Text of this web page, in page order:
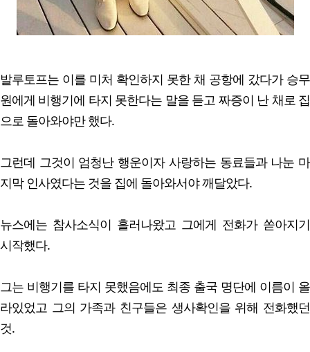
발루토프는 이를 미처 확인하지 못한 채 공항에 갔다가 승무
원에게 비행기에 타지 못한다는 말을 듣고 짜증이 난 채로 집
으로 돌아와야만 했다.
그런데 그것이 엄청난 행운이자 사랑하는 동료들과 나눈 마
지막 인사였다는 것을 집에 돌아와서야 깨달았다.
뉴스에는 참사소식이 흘러나왔고 그에게 전화가 쏟아지기
시작했다.
그는 비행기를 타지 못했음에도 최종 출국 명단에 이름이 올
라있었고 그의 가족과 친구들은 생사확인을 위해 전화했던
것.